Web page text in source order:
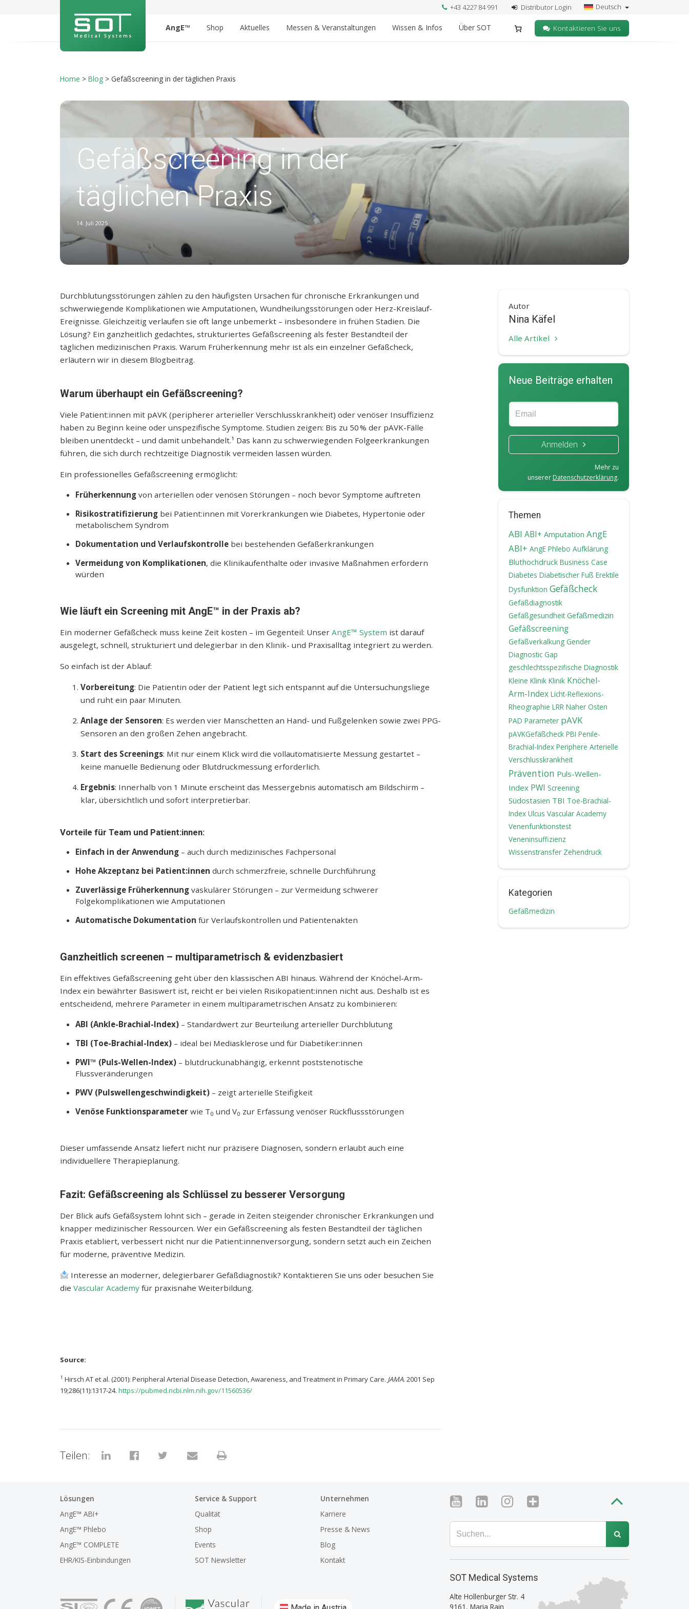
+43 4227 84 991 Distributor Login Deutsch
AngE™ Shop Aktuelles Messen & Veranstaltungen Wissen & Infos Über SOT Kontaktieren Sie uns
Home > Blog > Gefäßscreening in der täglichen Praxis
Gefäßscreening in der
täglichen Praxis
14. Juli 2025
Durchblutungsstörungen zählen zu den häufigsten Ursachen für chronische Erkrankungen und
schwerwiegende Komplikationen wie Amputationen, Wundheilungsstörungen oder Herz-Kreislauf-
Ereignisse. Gleichzeitig verlaufen sie oft lange unbemerkt – insbesondere in frühen Stadien. Die
Lösung? Ein ganzheitlich gedachtes, strukturiertes Gefäßscreening als fester Bestandteil der
täglichen medizinischen Praxis. Warum Früherkennung mehr ist als ein einzelner Gefäßcheck,
erläutern wir in diesem Blogbeitrag.
Warum überhaupt ein Gefäßscreening?
Viele Patient:innen mit pAVK (peripherer arterieller Verschlusskrankheit) oder venöser Insuffizienz
haben zu Beginn keine oder unspezifische Symptome. Studien zeigen: Bis zu 50 % der pAVK-Fälle
bleiben unentdeckt – und damit unbehandelt.¹ Das kann zu schwerwiegenden Folgeerkrankungen
führen, die sich durch rechtzeitige Diagnostik vermeiden lassen würden.
Ein professionelles Gefäßscreening ermöglicht:
Früherkennung von arteriellen oder venösen Störungen – noch bevor Symptome auftreten
Risikostratifizierung bei Patient:innen mit Vorerkrankungen wie Diabetes, Hypertonie oder
metabolischem Syndrom
Dokumentation und Verlaufskontrolle bei bestehenden Gefäßerkrankungen
Vermeidung von Komplikationen, die Klinikaufenthalte oder invasive Maßnahmen erfordern
würden
Wie läuft ein Screening mit AngE™ in der Praxis ab?
Ein moderner Gefäßcheck muss keine Zeit kosten – im Gegenteil: Unser AngE™ System ist darauf
ausgelegt, schnell, strukturiert und delegierbar in den Klinik- und Praxisalltag integriert zu werden.
So einfach ist der Ablauf:
Vorbereitung: Die Patientin oder der Patient legt sich entspannt auf die Untersuchungsliege
und ruht ein paar Minuten.
Anlage der Sensoren: Es werden vier Manschetten an Hand- und Fußgelenken sowie zwei PPG-
Sensoren an den großen Zehen angebracht.
Start des Screenings: Mit nur einem Klick wird die vollautomatisierte Messung gestartet –
keine manuelle Bedienung oder Blutdruckmessung erforderlich.
Ergebnis: Innerhalb von 1 Minute erscheint das Messergebnis automatisch am Bildschirm –
klar, übersichtlich und sofort interpretierbar.
Vorteile für Team und Patient:innen:
Einfach in der Anwendung – auch durch medizinisches Fachpersonal
Hohe Akzeptanz bei Patient:innen durch schmerzfreie, schnelle Durchführung
Zuverlässige Früherkennung vaskulärer Störungen – zur Vermeidung schwerer
Folgekomplikationen wie Amputationen
Automatische Dokumentation für Verlaufskontrollen und Patientenakten
Ganzheitlich screenen – multiparametrisch & evidenzbasiert
Ein effektives Gefäßscreening geht über den klassischen ABI hinaus. Während der Knöchel-Arm-
Index ein bewährter Basiswert ist, reicht er bei vielen Risikopatient:innen nicht aus. Deshalb ist es
entscheidend, mehrere Parameter in einem multiparametrischen Ansatz zu kombinieren:
ABI (Ankle-Brachial-Index) – Standardwert zur Beurteilung arterieller Durchblutung
TBI (Toe-Brachial-Index) – ideal bei Mediasklerose und für Diabetiker:innen
PWI™ (Puls-Wellen-Index) – blutdruckunabhängig, erkennt poststenotische
Flussveränderungen
PWV (Pulswellengeschwindigkeit) – zeigt arterielle Steifigkeit
Venöse Funktionsparameter wie T0 und V0 zur Erfassung venöser Rückflussstörungen
Dieser umfassende Ansatz liefert nicht nur präzisere Diagnosen, sondern erlaubt auch eine
individuellere Therapieplanung.
Fazit: Gefäßscreening als Schlüssel zu besserer Versorgung
Der Blick aufs Gefäßsystem lohnt sich – gerade in Zeiten steigender chronischer Erkrankungen und
knapper medizinischer Ressourcen. Wer ein Gefäßscreening als festen Bestandteil der täglichen
Praxis etabliert, verbessert nicht nur die Patient:innenversorgung, sondern setzt auch ein Zeichen
für moderne, präventive Medizin.
Interesse an moderner, delegierbarer Gefäßdiagnostik? Kontaktieren Sie uns oder besuchen Sie
die Vascular Academy für praxisnahe Weiterbildung.
Source:
1 Hirsch AT et al. (2001): Peripheral Arterial Disease Detection, Awareness, and Treatment in Primary Care. JAMA. 2001 Sep
19;286(11):1317-24. https://pubmed.ncbi.nlm.nih.gov/11560536/
Teilen:
Autor
Nina Käfel
Alle Artikel
Neue Beiträge erhalten
Anmelden
Mehr zu
unserer Datenschutzerklärung.
Themen
ABI ABI+ Amputation AngE
ABI+ AngE Phlebo Aufklärung
Bluthochdruck Business Case
Diabetes Diabetischer Fuß Erektile
Dysfunktion Gefäßcheck
Gefäßdiagnostik
Gefäßgesundheit Gefäßmedizin
Gefäßscreening
Gefäßverkalkung Gender
Diagnostic Gap
geschlechtsspezifische Diagnostik
Kleine Klinik Klinik Knöchel-
Arm-Index Licht-Reflexions-
Rheographie LRR Naher Osten
PAD Parameter pAVK
pAVKGefäßcheck PBI Penile-
Brachial-Index Periphere Arterielle
Verschlusskrankheit
Prävention Puls-Wellen-
Index PWI Screening
Südostasien TBI Toe-Brachial-
Index Ulcus Vascular Academy
Venenfunktionstest
Veneninsuffizienz
Wissenstransfer Zehendruck
Kategorien
Gefäßmedizin
Lösungen
AngE™ ABI+
AngE™ Phlebo
AngE™ COMPLETE
EHR/KIS-Einbindungen
Service & Support
Qualität
Shop
Events
SOT Newsletter
Unternehmen
Karriere
Presse & News
Blog
Kontakt
SOT Medical Systems
Alte Hollenburger Str. 4
9161 , Maria Rain